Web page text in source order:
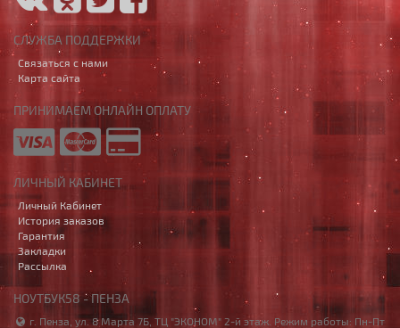
СЛУЖБА ПОДДЕРЖКИ
Связаться с нами
Карта сайта
ПРИНИМАЕМ ОНЛАЙН ОПЛАТУ
ЛИЧНЫЙ КАБИНЕТ
Личный Кабинет
История заказов
Гарантия
Закладки
Рассылка
НОУТБУК58 - ПЕНЗА
г. Пенза, ул. 8 Марта 7Б, ТЦ "ЭКОНОМ" 2-й этаж. Режим работы: Пн-Пт